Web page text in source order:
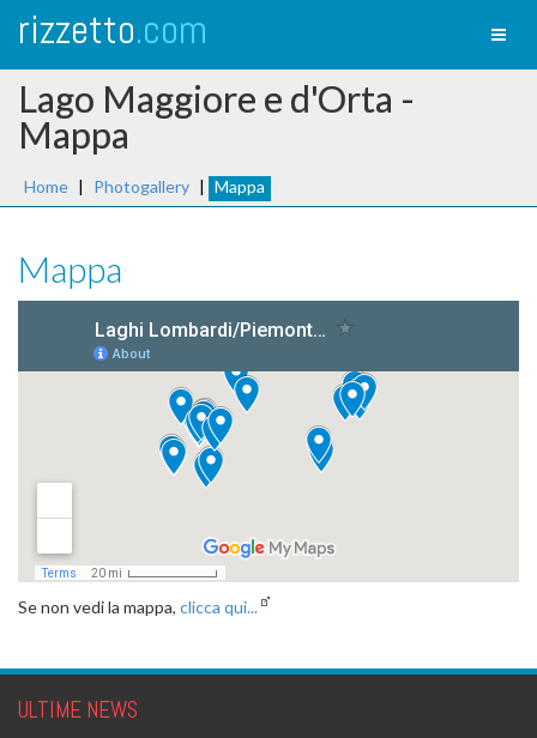
rizzetto.com
Lago Maggiore e d'Orta -
Mappa
Home | Photogallery | Mappa
Mappa
Se non vedi la mappa, clicca qui...
ULTIME NEWS